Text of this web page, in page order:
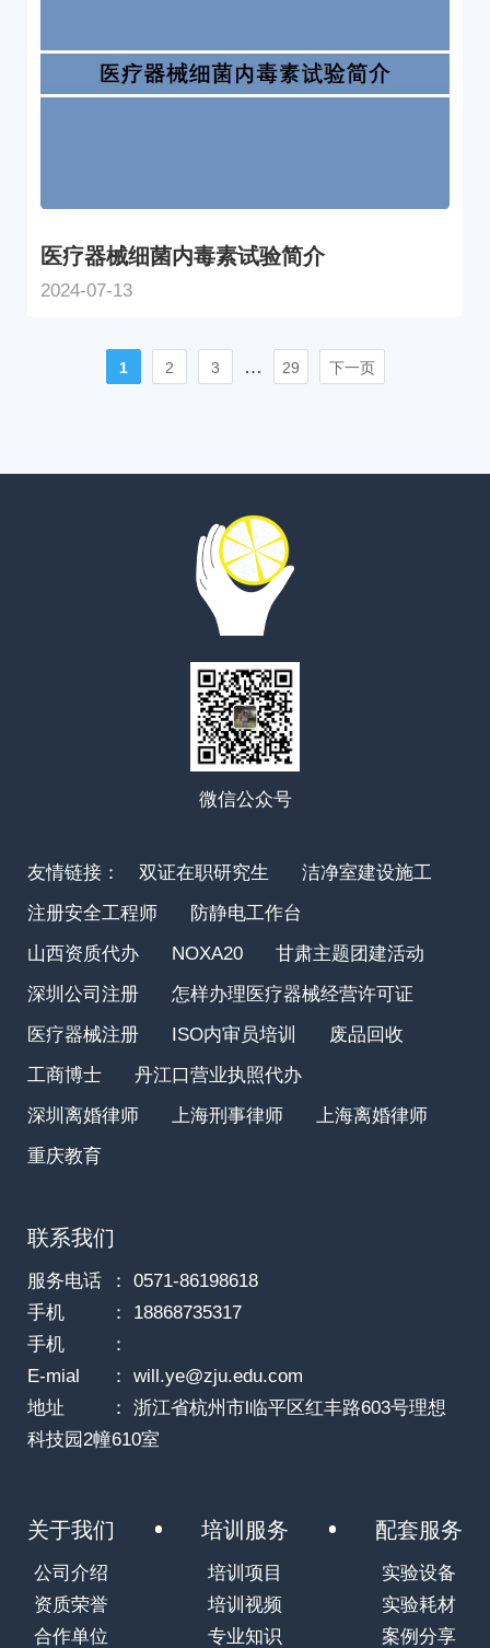
医疗器械细菌内毒素试验简介
2024-07-13
1 2 3 … 29 下一页
微信公众号
友情链接： 双证在职研究生
洁净室建设施工
注册安全工程师
防静电工作台
山西资质代办
NOXA20
甘肃主题团建活动
深圳公司注册
怎样办理医疗器械经营许可证
医疗器械注册
ISO内审员培训
废品回收
工商博士
丹江口营业执照代办
深圳离婚律师
上海刑事律师
上海离婚律师
重庆教育
联系我们
服务电话
： 0571-86198618
手机
： 18868735317
手机
：
E-mial
： will.ye@zju.edu.com
地址
： 浙江省杭州市l临平区红丰路603号理想
科技园2幢610室
关于我们
公司介绍
资质荣誉
合作单位
培训服务
培训项目
培训视频
专业知识
配套服务
实验设备
实验耗材
案例分享